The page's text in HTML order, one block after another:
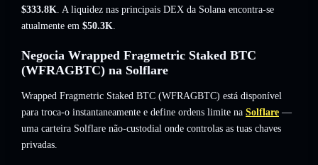
$333.8K. A liquidez nas principais DEX da Solana encontra-se
atualmente em $50.3K.
Negocia Wrapped Fragmetric Staked BTC
(WFRAGBTC) na Solflare
Wrapped Fragmetric Staked BTC (WFRAGBTC) está disponível
para troca-o instantaneamente e define ordens limite na Solflare —
uma carteira Solflare não-custodial onde controlas as tuas chaves
privadas.